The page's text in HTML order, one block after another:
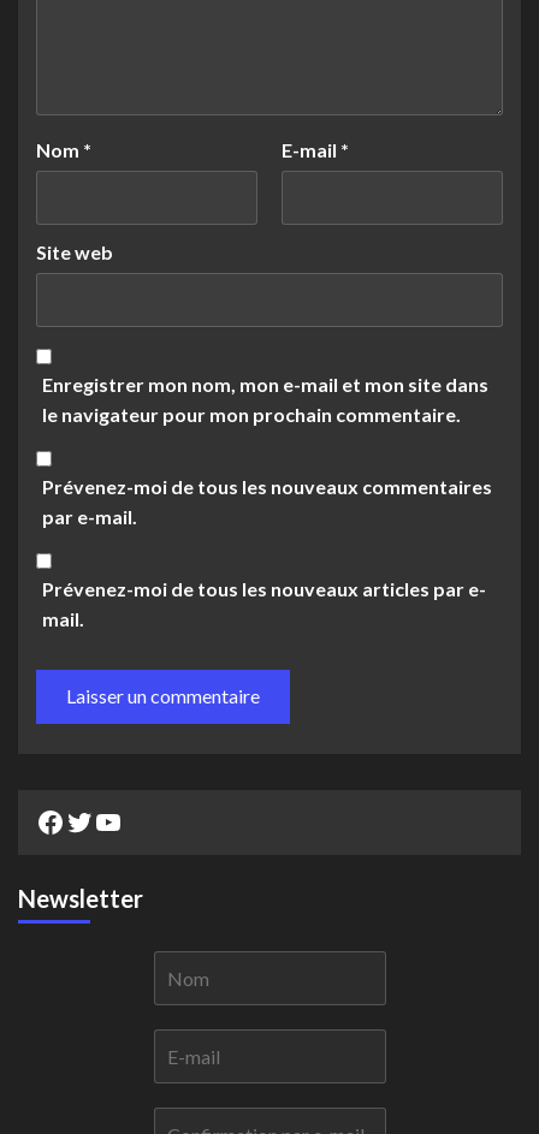
Nom * E-mail *
Site web
Enregistrer mon nom, mon e-mail et mon site dans
le navigateur pour mon prochain commentaire.
Prévenez-moi de tous les nouveaux commentaires
par e-mail.
Prévenez-moi de tous les nouveaux articles par e-
mail.
Facebook
Twitter
YouTube
Newsletter